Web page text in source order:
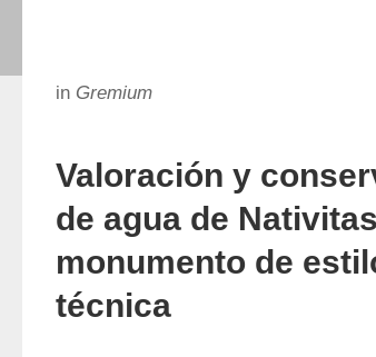
in Gremium
Valoración y
de agua de
monumento de
técnica